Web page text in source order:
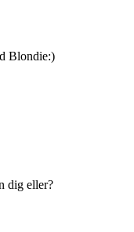
Blondie:)
dig eller?